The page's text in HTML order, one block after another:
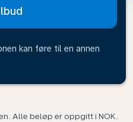
kan føre til en annen
Alle beløp er oppgitt i NOK.